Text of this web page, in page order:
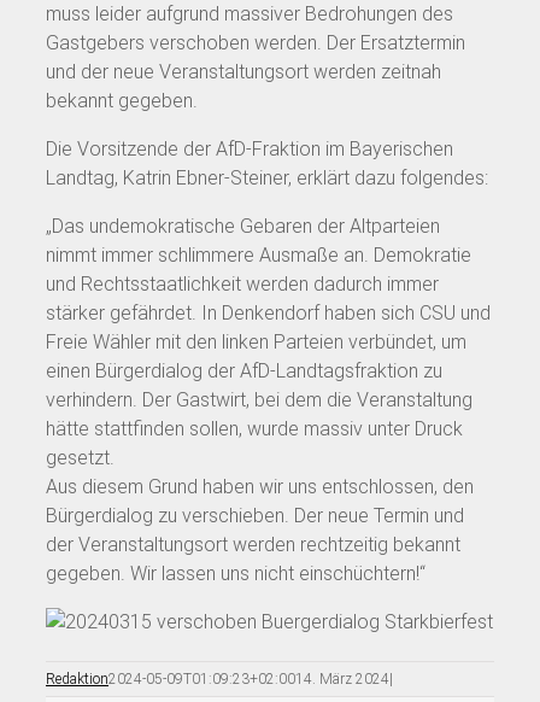
muss leider aufgrund massiver Bedrohungen des
Gastgebers verschoben werden. Der Ersatztermin
und der neue Veranstaltungsort werden zeitnah
bekannt gegeben.
Die Vorsitzende der AfD-Fraktion im Bayerischen
Landtag, Katrin Ebner-Steiner, erklärt dazu folgendes:
„Das undemokratische Gebaren der Altparteien
nimmt immer schlimmere Ausmaße an. Demokratie
und Rechtsstaatlichkeit werden dadurch immer
stärker gefährdet. In Denkendorf haben sich CSU und
Freie Wähler mit den linken Parteien verbündet, um
einen Bürgerdialog der AfD-Landtagsfraktion zu
verhindern. Der Gastwirt, bei dem die Veranstaltung
hätte stattfinden sollen, wurde massiv unter Druck
gesetzt.
Aus diesem Grund haben wir uns entschlossen, den
Bürgerdialog zu verschieben. Der neue Termin und
der Veranstaltungsort werden rechtzeitig bekannt
gegeben. Wir lassen uns nicht einschüchtern!“
Redaktion2024-05-09T01:09:23+02:0014. März 2024|